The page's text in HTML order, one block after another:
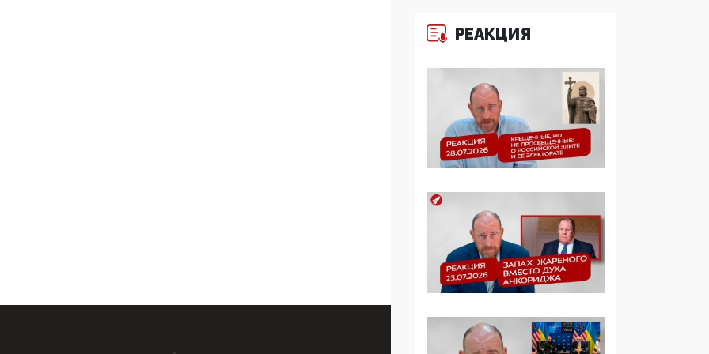
образовании
5G за счет здоровья
граждан: Минцифры
намерено отобрать у
регионов и
муниципалитетов право
защищать жилые дома
от ЭМИ
05:58, 26 Мая 2026
Роскомнадзор
освободили от борца с
деструктивным и
опасным контентом
РЕАКЦИЯ